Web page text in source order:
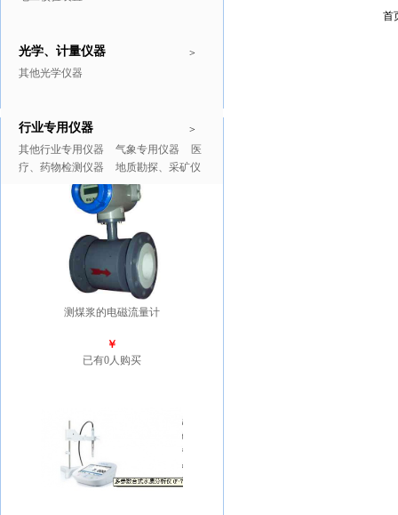
>
光学、计量仪器
其他光学仪器
>
行业专用仪器
其他行业专用仪器 气象专用仪器
医
疗、药物检测仪器
地质勘探、采矿仪
推广商品 更多>>
测煤浆的电磁流量计
￥
已有0人购买
首